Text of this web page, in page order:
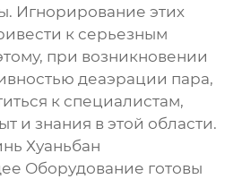
Игнорирование этих
к серьезным
при возникновении
деаэрации пара,
к специалистам,
и знания в этой области.
Хуаньбан
Оборудование готовы